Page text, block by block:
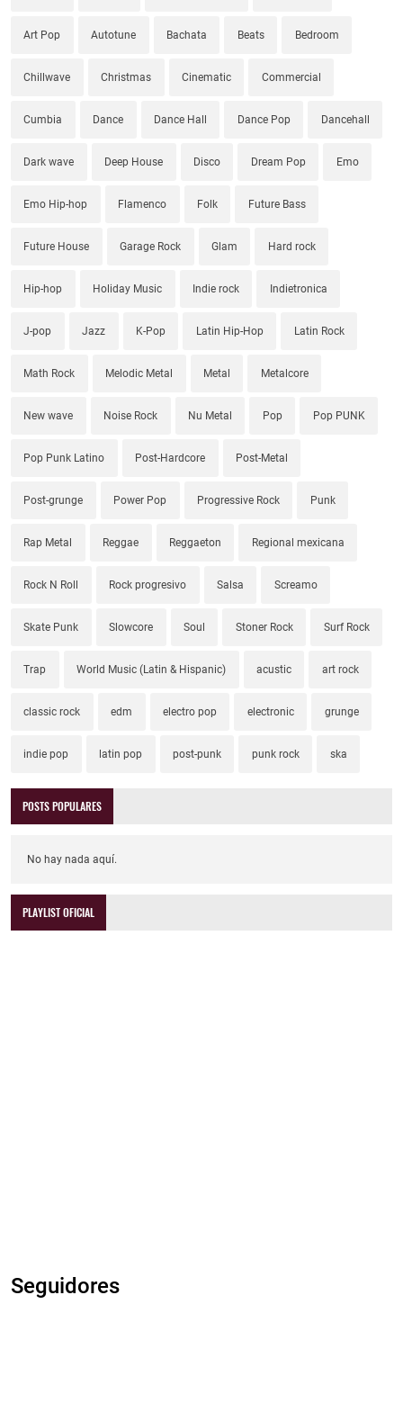
Art Pop Autotune Bachata Beats Bedroom
Chillwave Christmas Cinematic Commercial
Cumbia Dance Dance Hall Dance Pop Dancehall
Dark wave Deep House Disco Dream Pop Emo
Emo Hip-hop Flamenco Folk Future Bass
Future House Garage Rock Glam Hard rock
Hip-hop Holiday Music Indie rock Indietronica
J-pop Jazz K-Pop Latin Hip-Hop Latin Rock
Math Rock Melodic Metal Metal Metalcore
New wave Noise Rock Nu Metal Pop Pop PUNK
Pop Punk Latino Post-Hardcore Post-Metal
Post-grunge Power Pop Progressive Rock Punk
Rap Metal Reggae Reggaeton Regional mexicana
Rock N Roll Rock progresivo Salsa Screamo
Skate Punk Slowcore Soul Stoner Rock Surf Rock
Trap World Music (Latin & Hispanic) acustic art rock
classic rock edm electro pop electronic grunge
indie pop latin pop post-punk punk rock ska
POSTS POPULARES
No hay nada aquí.
PLAYLIST OFICIAL
Seguidores